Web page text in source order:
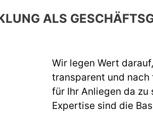
ALS
Wir legen Wert
transparent und
für Ihr Anliegen da zu
Expertise sind die